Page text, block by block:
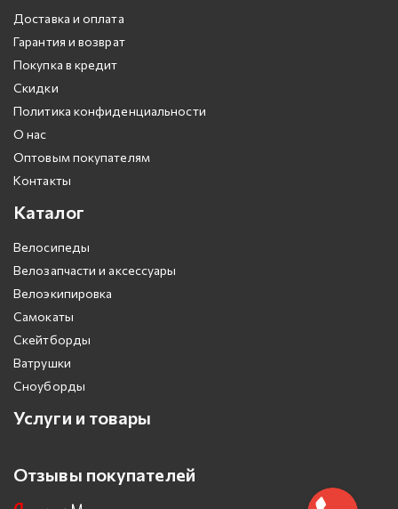
Доставка и оплата
Гарантия и возврат
Покупка в кредит
Скидки
Политика конфиденциальности
О нас
Оптовым покупателям
Контакты
Каталог
Велосипеды
Велозапчасти и аксессуары
Велоэкипировка
Самокаты
Скейтборды
Ватрушки
Сноуборды
Услуги и товары
Отзывы покупателей